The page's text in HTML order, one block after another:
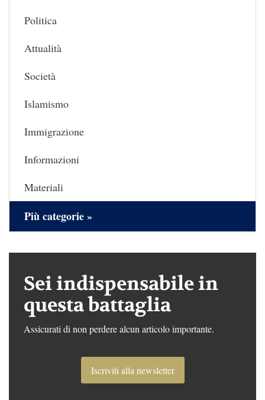
Politica
Attualità
Società
Islamismo
Immigrazione
Informazioni
Materiali
Più categorie »
Sei indispensabile in
questa battaglia
Assicurati di non perdere alcun articolo importante.
Iscriviti alla newsletter